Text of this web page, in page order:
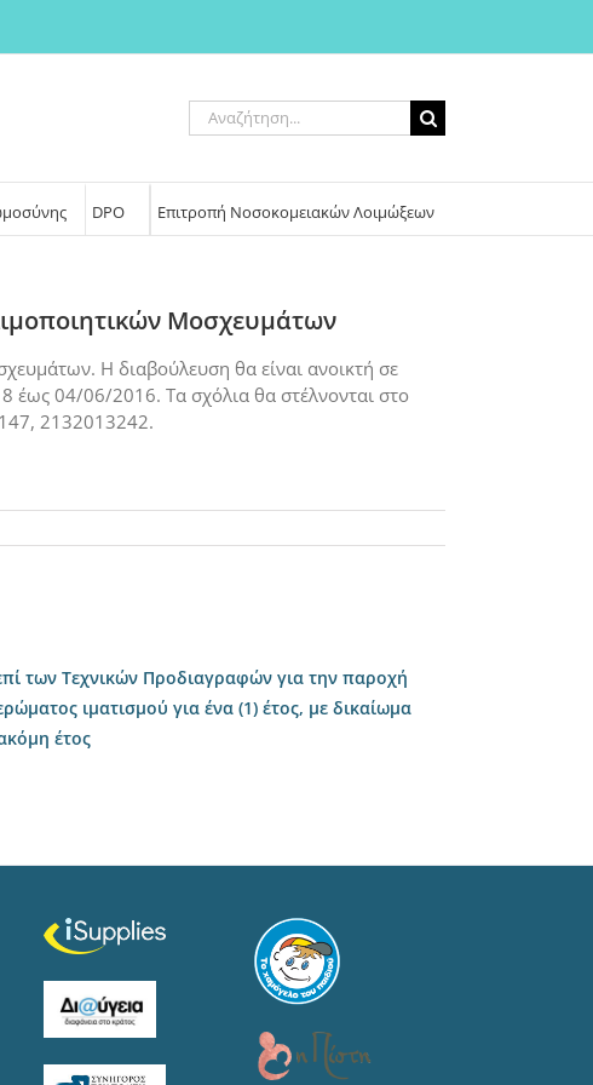
Αναζήτηση
για:
DPO Επιτροπή Νοσοκομειακών Λοιμώξεων
Μοσχευμάτων
Η διαβούλευση θα είναι ανοικτή σε
έως 04/06/2016. Τα σχόλια θα στέλνονται στο
2132013242.
των Τεχνικών Προδιαγραφών για την παροχή
ιματισμού για ένα (1) έτος, με δικαίωμα
έτος